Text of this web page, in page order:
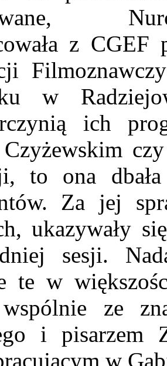
z
w
ich
Czyżewskim
to ona
Za jej
ukazywały
sesji.
te w
ze
i pisarzem
w